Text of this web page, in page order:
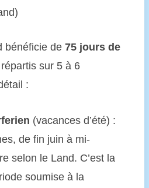
bénéficie de 75 jours de
sur 5 à 6
:
(vacances d’été) :
de fin juin à mi-
selon le Land. C’est la
soumise à la